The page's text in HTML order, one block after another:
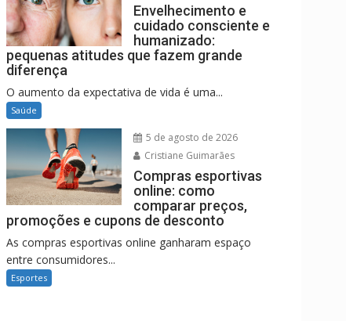
Envelhecimento e
cuidado consciente e
humanizado:
pequenas atitudes que fazem grande
diferença
O aumento da expectativa de vida é uma...
Saúde
5 de agosto de 2026
Cristiane Guimarães
Compras esportivas
online: como
comparar preços,
promoções e cupons de desconto
As compras esportivas online ganharam espaço
entre consumidores...
Esportes